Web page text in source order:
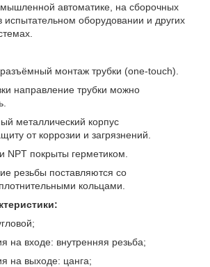
автоматике, на сборочных
испытательном оборудовании и других
монтаж трубки (one-touch).
направление трубки можно
металлический корпус
от коррозии и загрязнений.
NPT покрыты герметиком.
резьбы поставляются со
кольцами.
на входе: внутренняя резьба;
на выходе: цанга;